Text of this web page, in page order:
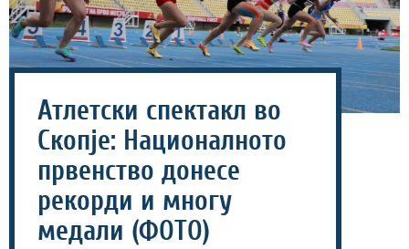
Атлетски спектакл во
Скопје: Националното
првенство донесе
рекорди и многу
медали (ФОТО)